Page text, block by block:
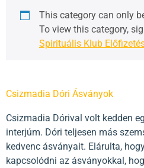
This category can only
To view this category,
Spirituális Klub
Csizmadia Dóri Ásványok
Csizmadia Dórival volt kedden
interjúm. Dóri teljesen más
kedvenc ásványait. Elárulta,
kapcsolódni az ásványokkal,